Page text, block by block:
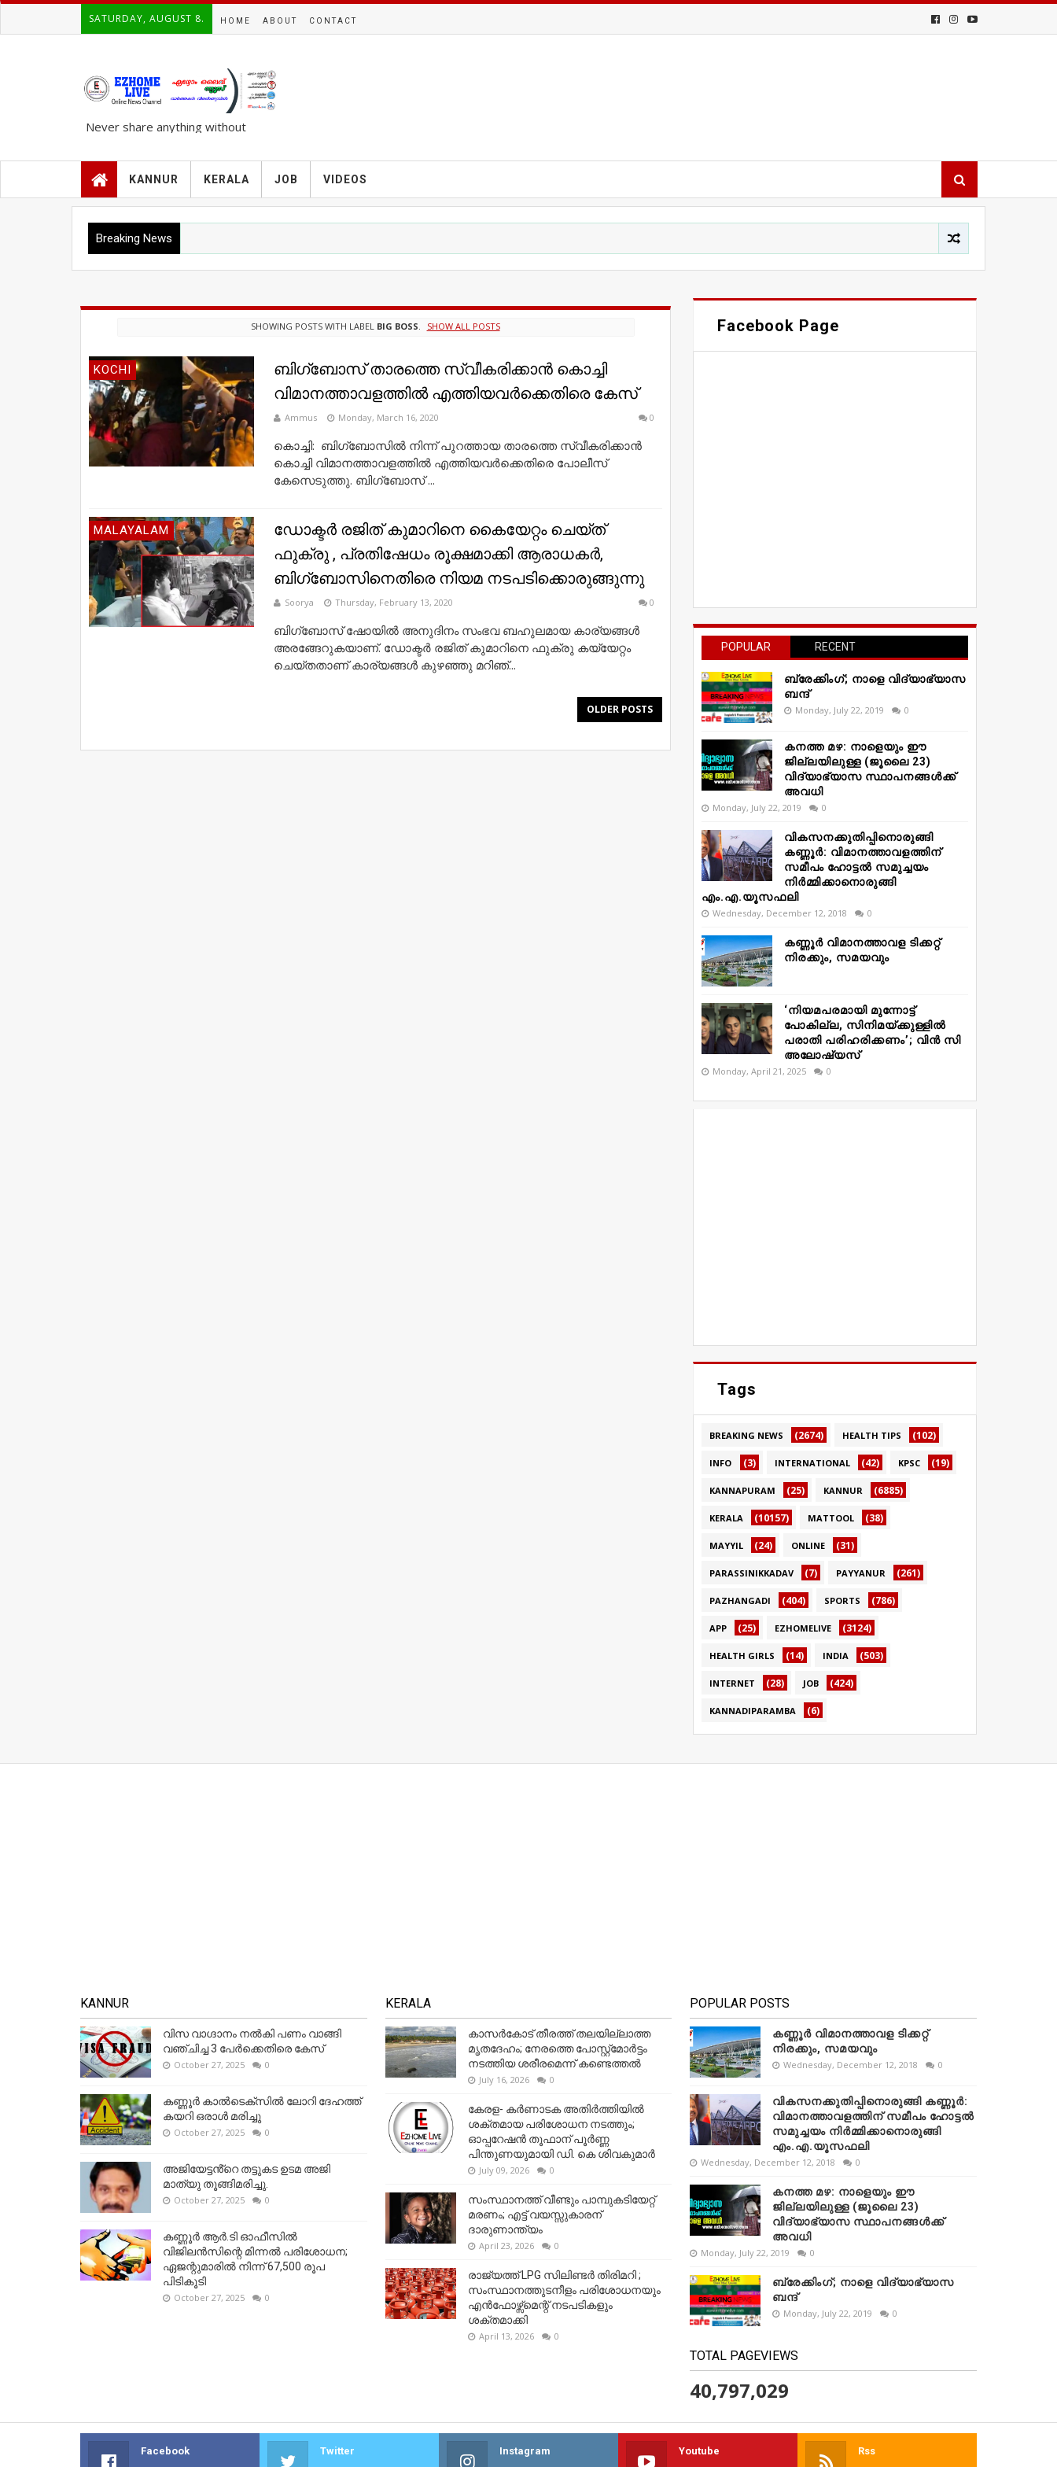
SATURDAY, AUGUST 8. HOME ABOUT CONTACT
Never share anything without
KANNUR KERALA JOB VIDEOS
Breaking News
SHOWING POSTS WITH LABEL BIG BOSS. SHOW ALL POSTS
KOCHI
ബിഗ്‌ബോസ് താരത്തെ സ്വീകരിക്കാന്‍ കൊച്ചി
വിമാനത്താവളത്തില്‍ എത്തിയവര്‍ക്കെതിരെ കേസ്
Ammus Monday, March 16, 2020 0
കൊച്ചി: ബിഗ്‌ബോസില്‍ നിന്ന് പുറത്തായ താരത്തെ സ്വീകരിക്കാന്‍
കൊച്ചി വിമാനത്താവളത്തില്‍ എത്തിയവര്‍ക്കെതിരെ പോലീസ്
കേസെടുത്തു. ബിഗ്‌ബോസ് ...
MALAYALAM
ഡോക്ടർ രജിത് കുമാറിനെ കൈയേറ്റം ചെയ്ത്
ഫുക്രു , പ്രതിഷേധം രൂക്ഷമാക്കി ആരാധകർ,
ബിഗ്‌ബോസിനെതിരെ നിയമ നടപടിക്കൊരുങ്ങുന്നു
Soorya Thursday, February 13, 2020 0
ബിഗ്‌ബോസ് ഷോയിൽ അനുദിനം സംഭവ ബഹുലമായ കാര്യങ്ങൾ
അരങ്ങേറുകയാണ്. ഡോക്ടർ രജിത് കുമാറിനെ ഫുക്രു കയ്യേറ്റം
ചെയ്തതാണ് കാര്യങ്ങൾ കുഴഞ്ഞു മറിഞ്...
OLDER POSTS
Facebook Page
POPULAR RECENT
ബ്രേക്കിംഗ്; നാളെ വിദ്യാഭ്യാസ
ബന്ദ്
Monday, July 22, 2019 0
കനത്ത മഴ: നാളെയും ഈ
ജില്ലയിലുള്ള (ജൂലൈ 23)
വിദ്യാഭ്യാസ സ്ഥാപനങ്ങൾക്ക്
അവധി
Monday, July 22, 2019 0
വികസനക്കുതിപ്പിനൊരുങ്ങി
കണ്ണൂർ: വിമാനത്താവളത്തിന്
സമീപം ഹോട്ടൽ സമുച്ചയം
നിർമ്മിക്കാനൊരുങ്ങി
എം.എ.യൂസഫലി
Wednesday, December 12, 2018 0
കണ്ണൂർ വിമാനത്താവള ടിക്കറ്റ്
നിരക്കും, സമയവും
‘നിയമപരമായി മുന്നോട്ട്
പോകില്ല, സിനിമയ്ക്കുള്ളിൽ
പരാതി പരിഹരിക്കണം’; വിൻ സി
അലോഷ്യസ്
Monday, April 21, 2025 0
Tags
BREAKING NEWS (2674) HEALTH TIPS (102)
INFO (3) INTERNATIONAL (42) KPSC (19)
KANNAPURAM (25) KANNUR (6885)
KERALA (10157) MATTOOL (38)
MAYYIL (24) ONLINE (31)
PARASSINIKKADAV (7) PAYYANUR (261)
PAZHANGADI (404) SPORTS (786)
APP (25) EZHOMELIVE (3124)
HEALTH GIRLS (14) INDIA (503)
INTERNET (28) JOB (424)
KANNADIPARAMBA (6)
KANNUR
വിസ വാഗ്ദാനം നൽകി പണം വാങ്ങി
വഞ്ചിച്ച 3 പേർക്കെതിരെ കേസ്
October 27, 2025 0
കണ്ണൂര്‍ കാല്‍ടെക്‌സില്‍ ലോറി ദേഹത്ത്
കയറി ഒരാള്‍ മരിച്ചു
October 27, 2025 0
അജിയേട്ടൻ്റെ തട്ടുകട ഉടമ അജി
മാത്യു തൂങ്ങിമരിച്ചു.
October 27, 2025 0
കണ്ണൂര്‍ ആര്‍.ടി ഓഫീസില്‍
വിജിലൻസിന്റെ മിന്നല്‍ പരിശോധന;
ഏജന്റുമാരില്‍ നിന്ന് 67,500 രൂപ
പിടികൂടി
October 27, 2025 0
KERALA
കാസർകോട് തീരത്ത് തലയില്ലാത്ത
മൃതദേഹം; നേരത്തെ പോസ്റ്റ്‌മോർട്ടം
നടത്തിയ ശരീരമെന്ന് കണ്ടെത്തൽ
July 16, 2026 0
കേരള- കർണാടക അതിർത്തിയിൽ
ശക്തമായ പരിശോധന നടത്തും;
ഓപ്പറേഷൻ തൂഫാന് പൂർണ്ണ
പിന്തുണയുമായി ഡി. കെ ശിവകുമാർ
July 09, 2026 0
സംസ്ഥാനത്ത് വീണ്ടും പാമ്പുകടിയേറ്റ്
മരണം; എട്ട് വയസ്സുകാരന്
ദാരുണാന്ത്യം
April 23, 2026 0
രാജ്യത്ത് LPG സിലിണ്ടർ തിരിമറി ;
സംസ്ഥാനത്തുടനീളം പരിശോധനയും
എൻഫോഴ്സ്മെന്റ് നടപടികളും
ശക്തമാക്കി
April 13, 2026 0
POPULAR POSTS
കണ്ണൂർ വിമാനത്താവള ടിക്കറ്റ്
നിരക്കും, സമയവും
Wednesday, December 12, 2018 0
വികസനക്കുതിപ്പിനൊരുങ്ങി കണ്ണൂർ:
വിമാനത്താവളത്തിന് സമീപം ഹോട്ടൽ
സമുച്ചയം നിർമ്മിക്കാനൊരുങ്ങി
എം.എ.യൂസഫലി
Wednesday, December 12, 2018 0
കനത്ത മഴ: നാളെയും ഈ
ജില്ലയിലുള്ള (ജൂലൈ 23)
വിദ്യാഭ്യാസ സ്ഥാപനങ്ങൾക്ക്
അവധി
Monday, July 22, 2019 0
ബ്രേക്കിംഗ്; നാളെ വിദ്യാഭ്യാസ
ബന്ദ്
Monday, July 22, 2019 0
TOTAL PAGEVIEWS
40,797,029
Facebook Twitter Instagram Youtube Rss